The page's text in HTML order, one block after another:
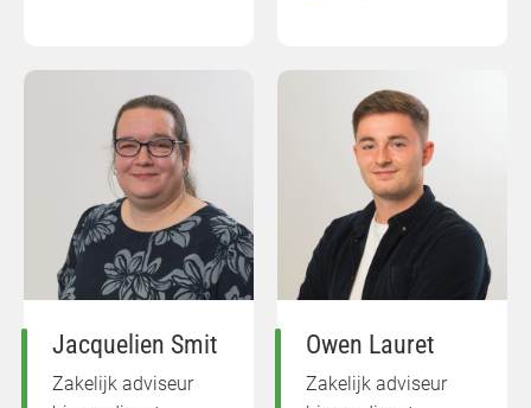
Jacquelien Smit
Zakelijk adviseur
Owen Lauret
Zakelijk adviseur